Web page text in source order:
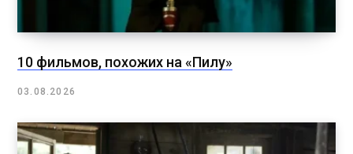
10 фильмов, похожих на «Пилу»
03.08.2026